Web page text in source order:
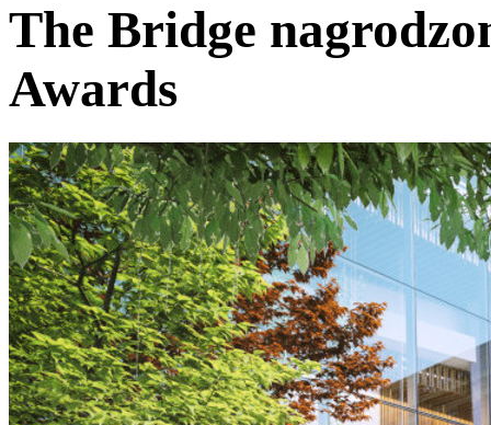
The Bridge
Awards